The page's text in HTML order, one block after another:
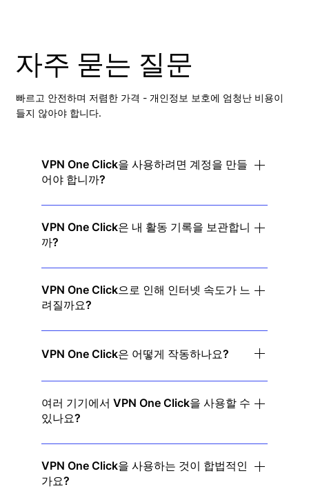
자주 묻는 질문
빠르고 안전하며 저렴한 가격 - 개인정보 보호에 엄청난 비용이
들지 않아야 합니다.
VPN One Click을 사용하려면 계정을 만들
어야 합니까?
아니요! 앱을 다운로드하고 탭하여 연결하고 즉시 프
라이버시를 즐기세요. 가입은 필요 없습니다.
VPN One Click은 내 활동 기록을 보관합니
까?
아니요. 저희는 엄격한 무로그 정책을 따르고 있습니
다. 즉, 저희는 귀하의 온라인 활동을 추적하거나 저
장하지 않습니다.
VPN One Click으로 인해 인터넷 속도가 느
려질까요?
전혀 그렇지 않습니다! 당사의 고속 서버는 지연 없이
원활한 브라우징, 스트리밍 및 다운로드를 보장합니
VPN One Click은 어떻게 작동하나요?
VPN One Click은 인터넷 트래픽을 암호화하고 IP 주
소를 숨겨 온라인에서 안전하고 익명성을 유지합니
다.
여러 기기에서 VPN One Click을 사용할 수
있나요?
네! 단일 구독으로 여러 기기를 커버하므로 모든 가젯
에서 보호를 받을 수 있습니다.
VPN One Click을 사용하는 것이 합법적인
가요?